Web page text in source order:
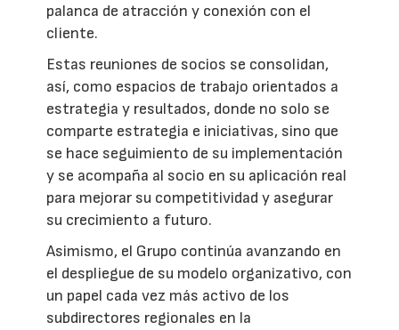
palanca de atracción y conexión con el
cliente.
Estas reuniones de socios se consolidan,
así, como espacios de trabajo orientados a
estrategia y resultados, donde no solo se
comparte estrategia e iniciativas, sino que
se hace seguimiento de su implementación
y se acompaña al socio en su aplicación real
para mejorar su competitividad y asegurar
su crecimiento a futuro.
Asimismo, el Grupo continúa avanzando en
el despliegue de su modelo organizativo, con
un papel cada vez más activo de los
subdirectores regionales en la